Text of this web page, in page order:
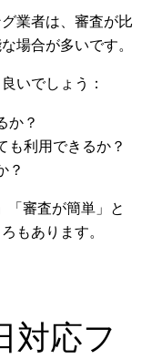
業者は、審査が比
場合が多いです。
いでしょう：
か？
も利用できるか？
？
「審査が簡単」と
もあります。
対応フ